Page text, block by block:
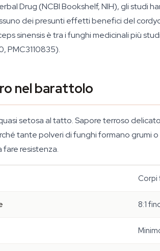
Drug(NCBI Bookshelf, NIH), gli studi
dei presunti effetti benefici del
sinensis è tra i funghi medicinali più
PMC3110835).
nel barattolo
setosa al tatto. Sapore terroso
tante polveri di funghi formano grumi
fare resistenza.
Corpi
8:1